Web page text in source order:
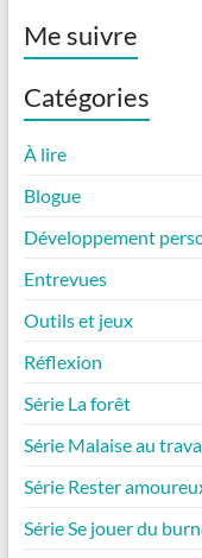
Me suivre
Catégories
À lire
Blogue
Développement
Entrevues
Outils et jeux
Réflexion
Série La forêt
Série Malaise au
Série Rester
Série Se jouer du